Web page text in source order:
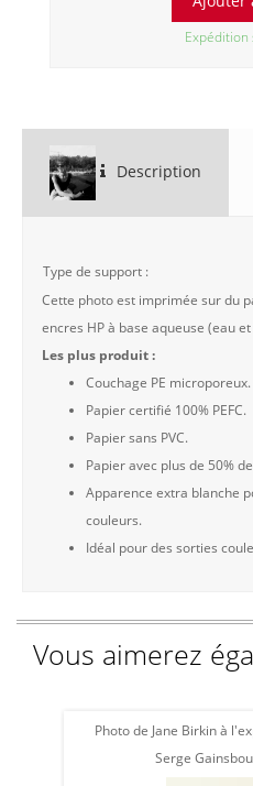
Expédition
Description
Type de support :
Cette photo est imprimée sur du
encres HP à base aqueuse (eau
Les plus produit :
Couchage PE microporeux.
Papier certifié 100% PEFC.
Papier sans PVC.
Papier avec plus de 50%
Apparence extra blanche
couleurs.
Idéal pour des sorties
Vous aimerez
Photo de Jane Birkin à
Serge